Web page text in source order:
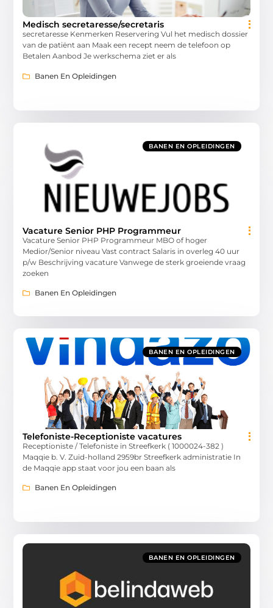
Medisch secretaresse/secretaris
secretaresse Kenmerken Reservering Vul het medisch dossier
van de patiënt aan Maak een recept neem de telefoon op
Betalen Aanbod Je werkschema ziet er als
Banen En Opleidingen
BANEN EN OPLEIDINGEN
Vacature Senior PHP Programmeur
Vacature Senior PHP Programmeur MBO of hoger
Medior/Senior niveau Vast contract Salaris in overleg 40 uur
p/w Beschrijving vacature Vanwege de sterk groeiende vraag
zoeken
Banen En Opleidingen
BANEN EN OPLEIDINGEN
Telefoniste-Receptioniste vacatures
Receptioniste / Telefoniste in Streefkerk ( 1000024-382 )
Maqqie b. V. Zuid-holland 2959br Streefkerk administratie In
de Maqqie app staat voor jou een baan als
Banen En Opleidingen
BANEN EN OPLEIDINGEN